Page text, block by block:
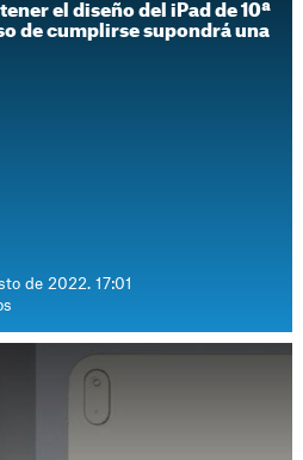
el diseño del iPad de 10ª
de cumplirse supondrá una
de 2022. 17:01